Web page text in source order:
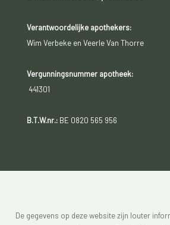
Verantwoordelijke apothekers:
Wim Verbeke en Veerle Van Thorre
Vergunningsnummer apotheek:
441301
B.T.W.nr.:BE 0820 565 956
De gegevens op deze website zijn louter